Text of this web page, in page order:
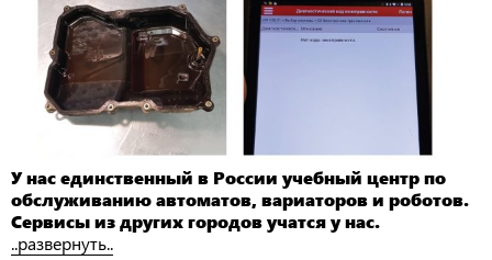
У нас единственный в России учебный центр по
обслуживанию автоматов, вариаторов и роботов.
Сервисы из других городов учатся у нас.
..развернуть..